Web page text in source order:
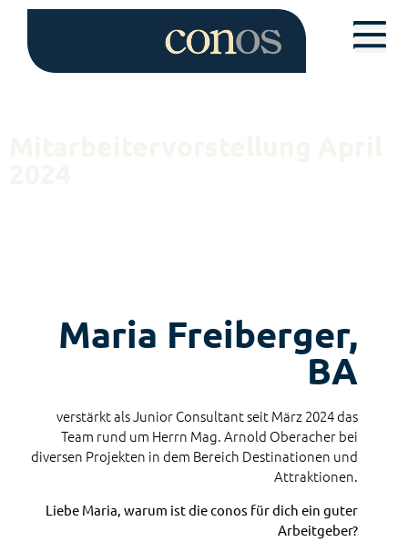
Maria Freiberger,
BA
verstärkt als Junior Consultant seit März 2024 das
Team rund um Herrn Mag. Arnold Oberacher bei
diversen Projekten in dem Bereich Destinationen und
Attraktionen.
Liebe Maria, warum ist die conos für dich ein guter
Arbeitgeber?